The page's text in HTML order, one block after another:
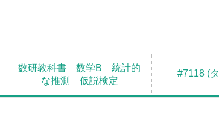
数研教科書 数学B 統計的
な推測 仮説検定
#7118 (